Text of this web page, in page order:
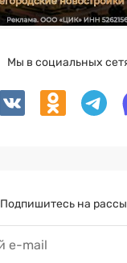
Мы в социальных
Подпишитесь на